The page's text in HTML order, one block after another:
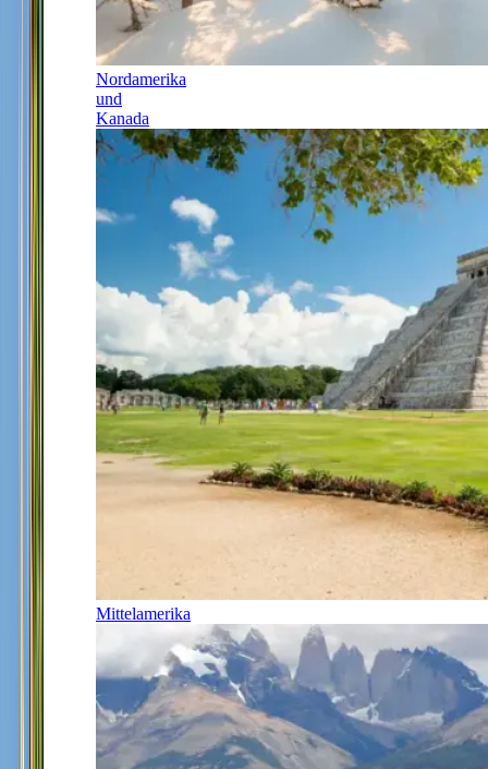
Nordamerika
und
Kanada
Mittelamerika